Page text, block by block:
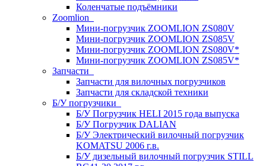
Коленчатые подъёмники
Zoomlion
Мини-погрузчик ZOOMLION ZS080V
Мини-погрузчик ZOOMLION ZS085V
Мини-погрузчик ZOOMLION ZS080V*
Мини-погрузчик ZOOMLION ZS085V*
Запчасти
Запчасти для вилочных погрузчиков
Запчасти для складской техники
Б/У погрузчики
Б/У Погрузчик HELI 2015 года выпуска
Б/У Погрузчик DALIAN
Б/У Электрический вилочный погрузчик
KOMATSU 2006 г.в.
Б/У дизельный вилочный погрузчик STILL